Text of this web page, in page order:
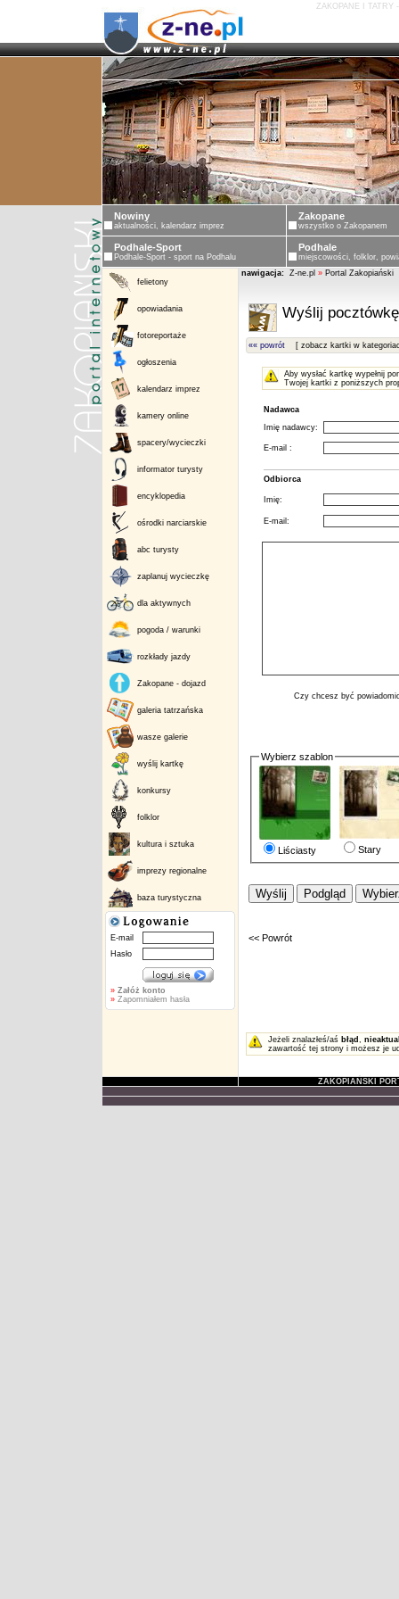
ZAKOPANE I TATRY
Nowiny
aktualności, kalendarz imprez
Zakopane
wszystko o Zakopanem
Podhale-Sport
Podhale-Sport - sport na Podhalu
Podhale
miejscowości, folklor,
felietony
opowiadania
fotoreportaże
ogłoszenia
kalendarz imprez
kamery online
spacery/wycieczki
informator turysty
encyklopedia
ośrodki narciarskie
abc turysty
zaplanuj wycieczkę
dla aktywnych
pogoda / warunki
rozkłady jazdy
Zakopane - dojazd
galeria tatrzańska
wasze galerie
wyślij kartkę
konkursy
folklor
kultura i sztuka
imprezy regionalne
baza turystyczna
E-mail
Hasło
» Załóż konto
» Zapomniałem hasła
nawigacja: Z-ne.pl » Portal Zakopiański
Wyślij
«« powrót [ zobacz kartki w
Aby wysłać kartkę wypełnij
Twojej kartki z poniższych
Nadawca
Imię nadawcy:
E-mail :
Odbiorca
Imię:
E-mail:
Czy chcesz być
Wybierz szablon
Liściasty Stary
<< Powrót
Jeżeli znalazłeś/aś błąd ,
zawartość tej strony i możesz je
ZAKOPIAŃSKI